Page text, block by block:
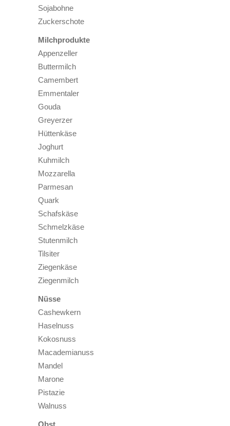
Sojabohne
Zuckerschote
Milchprodukte
Appenzeller
Buttermilch
Camembert
Emmentaler
Gouda
Greyerzer
Hüttenkäse
Joghurt
Kuhmilch
Mozzarella
Parmesan
Quark
Schafskäse
Schmelzkäse
Stutenmilch
Tilsiter
Ziegenkäse
Ziegenmilch
Nüsse
Cashewkern
Haselnuss
Kokosnuss
Macademianuss
Mandel
Marone
Pistazie
Walnuss